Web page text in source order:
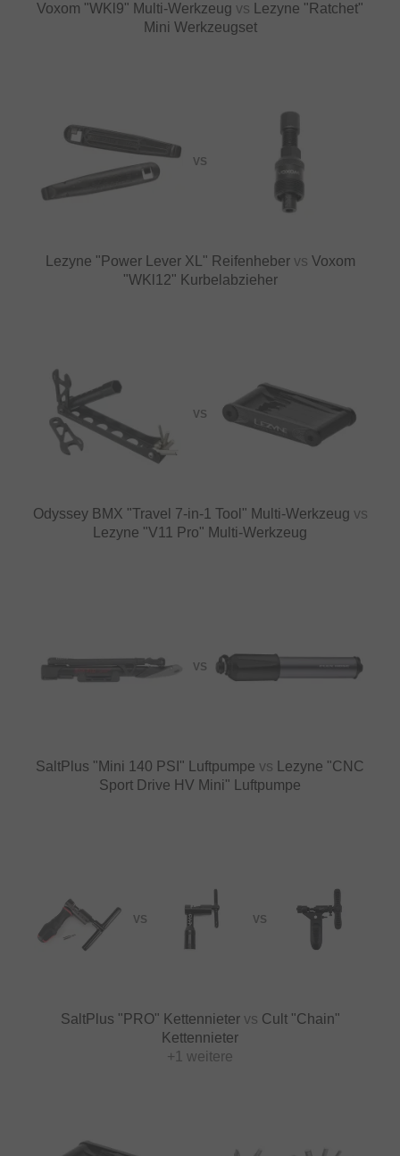
Voxom "WKl9" Multi-Werkzeug vs Lezyne "Ratchet"
Mini Werkzeugset
VS
Lezyne "Power Lever XL" Reifenheber vs Voxom
"WKl12" Kurbelabzieher
VS
Odyssey BMX "Travel 7‑in‑1 Tool" Multi-Werkzeug vs
Lezyne "V11 Pro" Multi-Werkzeug
VS
SaltPlus "Mini 140 PSI" Luftpumpe vs Lezyne "CNC
Sport Drive HV Mini" Luftpumpe
VS VS
SaltPlus "PRO" Kettennieter vs Cult "Chain"
Kettennieter
+1 weitere